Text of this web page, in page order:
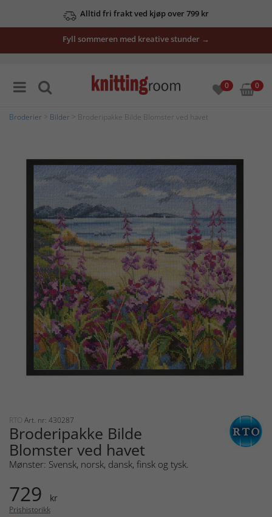
Alltid fri frakt ved kjøp over 799 kr
Fyll sommeren med kreative stunder →
0 0
Broderier Bilder > Broderipakke Bilde Blomster ved havet
RTO Art. nr: 430287
Broderipakke Bilde
Blomster ved havet
Mønster: Svensk, norsk, dansk, finsk og tysk.
729 kr
Prishistorikk